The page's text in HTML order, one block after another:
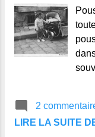
2
LIRE LA SUITE